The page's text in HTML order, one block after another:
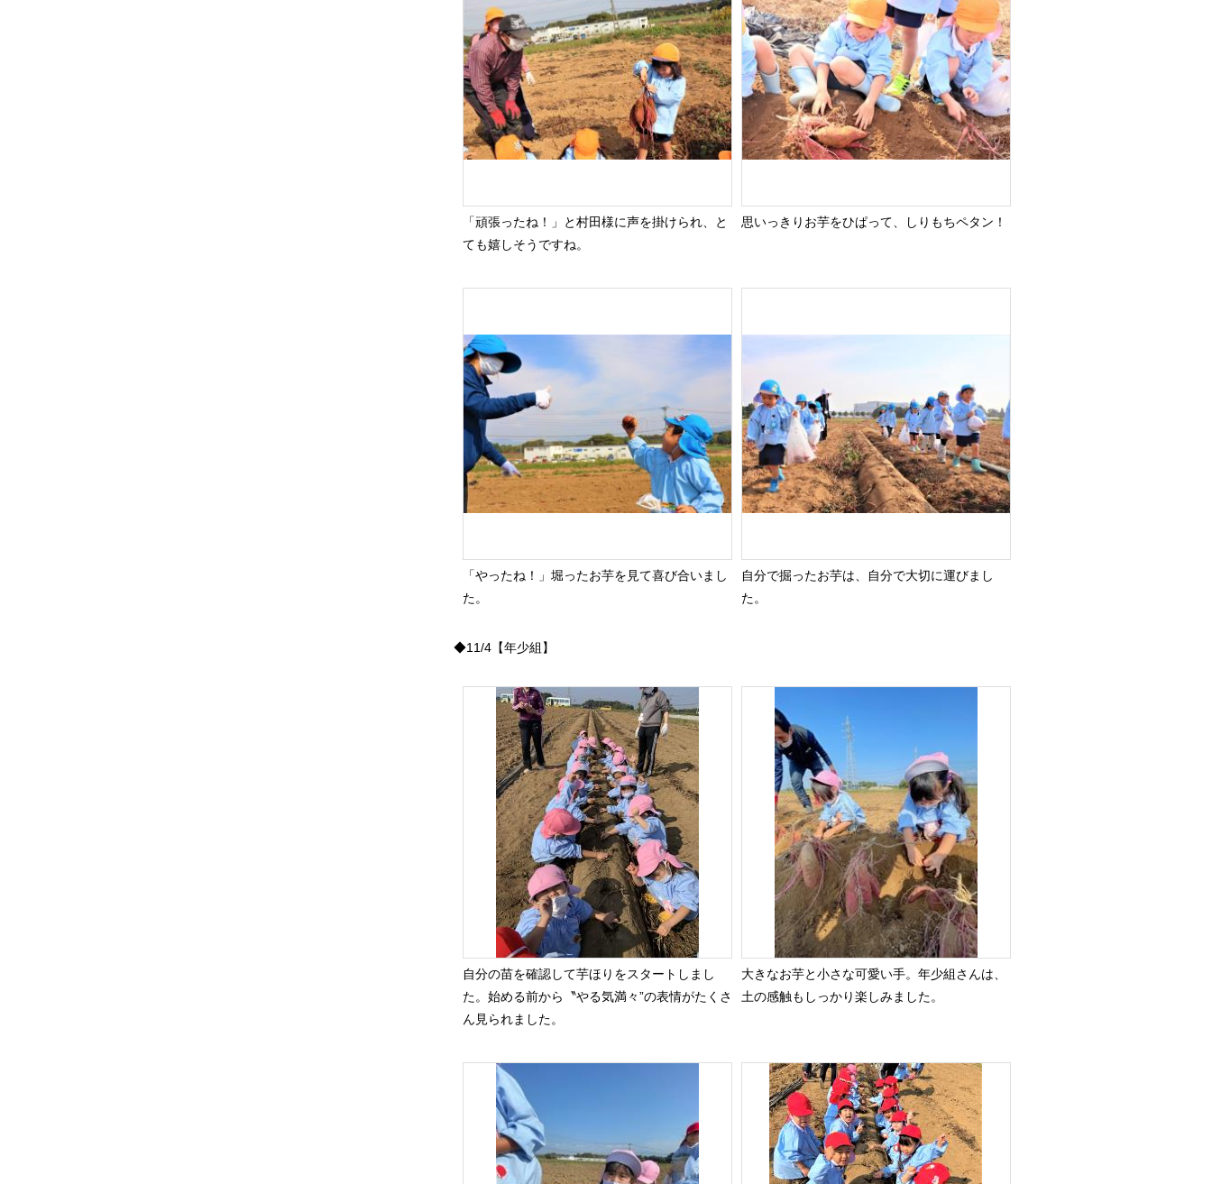
「頑張ったね！」と村田様に声を掛けられ、と
ても嬉しそうですね。
思いっきりお芋をひぱって、しりもちペタン！
「やったね！」堀ったお芋を見て喜び合いまし
た。
自分で掘ったお芋は、自分で大切に運びまし
た。
◆11/4【年少組】
自分の苗を確認して芋ほりをスタートしまし
た。始める前から〝やる気満々”の表情がたくさ
ん見られました。
大きなお芋と小さな可愛い手。年少組さんは、
土の感触もしっかり楽しみました。